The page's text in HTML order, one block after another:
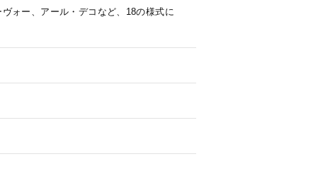
ォー、アール・デコなど、18の様式に